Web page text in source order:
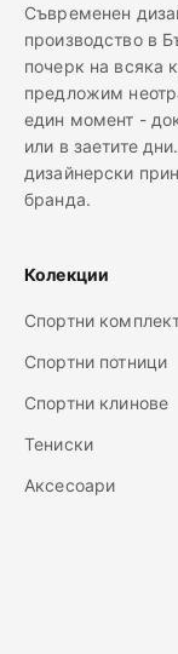
Съвременен
производство в
почерк на всяка
предложим
един момент -
или в заетите
дизайнерски
бранда.
Колекции
Спортни
Спортни потници
Спортни клинове
Тениски
Аксесоари